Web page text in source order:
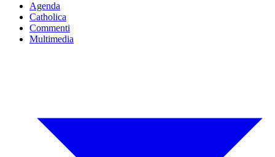
Agenda
Catholica
Commenti
Multimedia